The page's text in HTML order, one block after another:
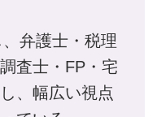
弁護士・税理
査士・FP・宅
、幅広い視点